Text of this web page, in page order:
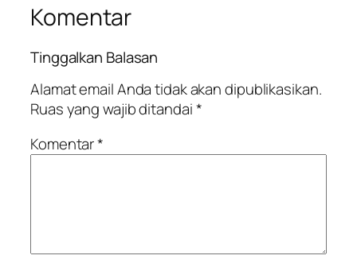
Komentar
Tinggalkan Balasan
Alamat email Anda tidak akan dipublikasikan.
Ruas yang wajib ditandai*
Komentar*